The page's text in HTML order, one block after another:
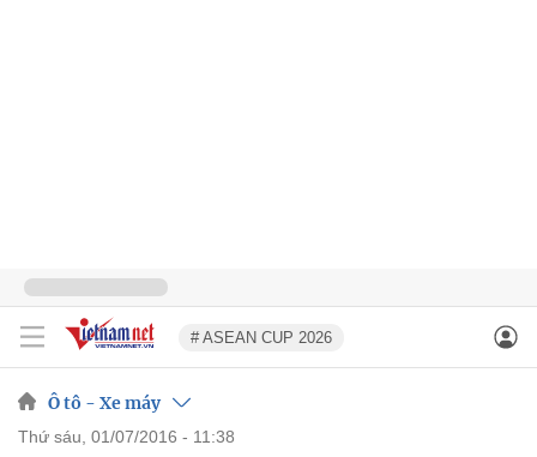
# ASEAN CUP 2026
Ô tô - Xe máy
thứ sáu, 01/07/2016 - 11:38